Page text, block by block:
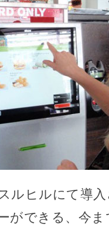
ルヒルにて導
ができる、今